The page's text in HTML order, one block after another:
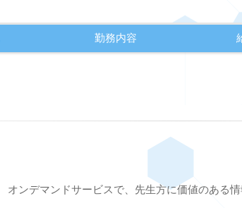
勤務内容
オンデマンドサービスで、先生方に価値のある